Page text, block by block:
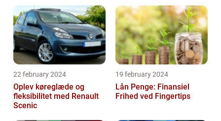
22 february 2024
Oplev køreglæde og
fleksibilitet med Renault
Scenic
19 february 2024
Lån Penge: Finansiel
Frihed ved Fingertips